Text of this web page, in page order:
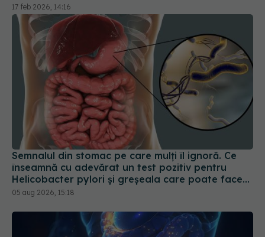
17 feb 2026, 14:16
Semnalul din stomac pe care mulți îl ignoră. Ce
înseamnă cu adevărat un test pozitiv pentru
Helicobacter pylori și greșeala care poate face
tratamentul mult mai dificil
05 aug 2026, 15:18